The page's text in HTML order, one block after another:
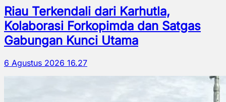
Riau Terkendali dari Karhutla,
Kolaborasi Forkopimda dan Satgas
Gabungan Kunci Utama
6 Agustus 2026 16.27